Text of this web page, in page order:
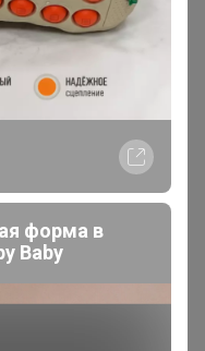
тематика
форма в
Вaby